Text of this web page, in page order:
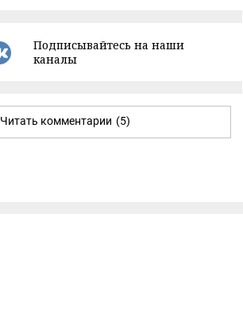
Подписывайтесь на наши
каналы
Читать комментарии (5)